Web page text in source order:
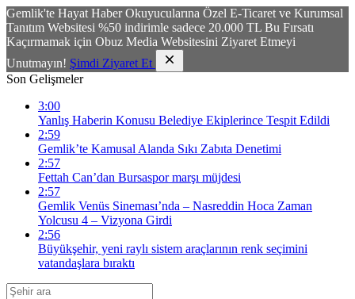
Gemlik'te Hayat Haber Okuyucularına Özel E-Ticaret ve Kurumsal
Tanıtım Websitesi %50 indirimle sadece 20.000 TL Bu Fırsatı
Kaçırmamak için Obuz Media Websitesini Ziyaret Etmeyi
Unutmayın! Şimdi Ziyaret Et
Son Gelişmeler
3:00
Yanlış Haberin Konusu Belediye Ekiplerince Tespit Edildi
2:59
Gemlik’te Kamusal Alanda Sıkı Zabıta Denetimi
2:57
Fettah Can’dan Bursaspor marşı müjdesi
2:57
Gemlik Venüs Sineması’nda – Nasreddin Hoca Zaman
Yolcusu 4 – Vizyona Girdi
2:56
Büyükşehir, yeni raylı sistem araçlarının renk seçimini
vatandaşlara bıraktı